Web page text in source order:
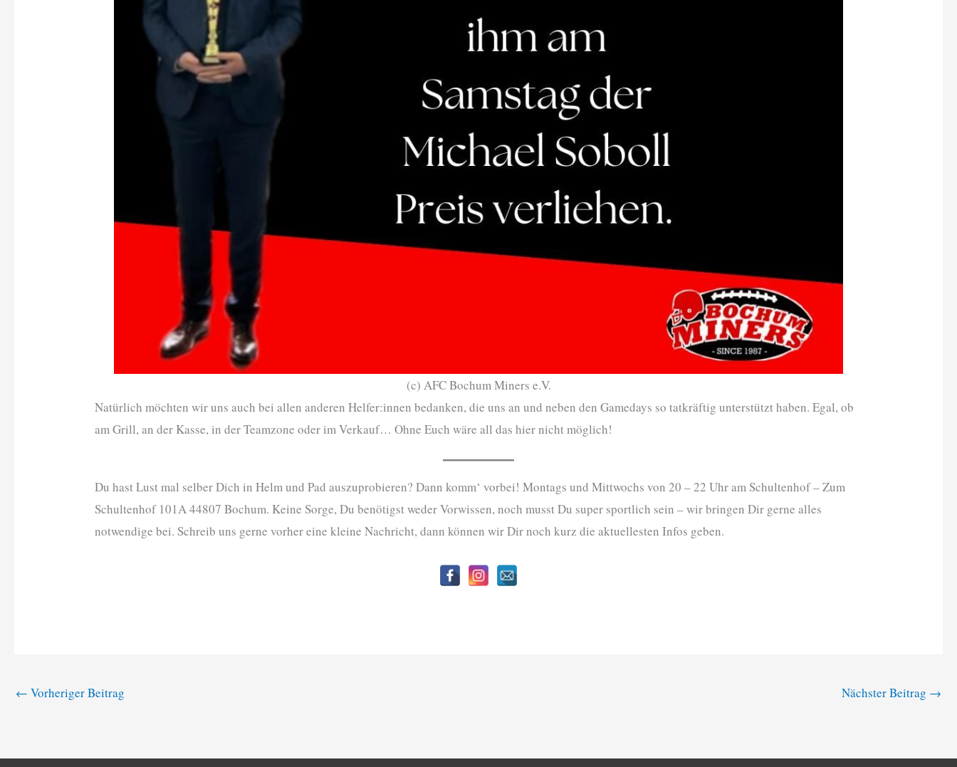
(c) AFC Bochum Miners e.V.
Natürlich möchten wir uns auch bei allen anderen Helfer:innen bedanken, die uns an und neben den Gamedays so tatkräftig unterstützt haben. Egal, ob
am Grill, an der Kasse, in der Teamzone oder im Verkauf… Ohne Euch wäre all das hier nicht möglich!
Du hast Lust mal selber Dich in Helm und Pad auszuprobieren? Dann komm‘ vorbei! Montags und Mittwochs von 20 – 22 Uhr am Schultenhof – Zum
Schultenhof 101A 44807 Bochum. Keine Sorge, Du benötigst weder Vorwissen, noch musst Du super sportlich sein – wir bringen Dir gerne alles
notwendige bei. Schreib uns gerne vorher eine kleine Nachricht, dann können wir Dir noch kurz die aktuellesten Infos geben.
← Vorheriger Beitrag Nächster Beitrag →